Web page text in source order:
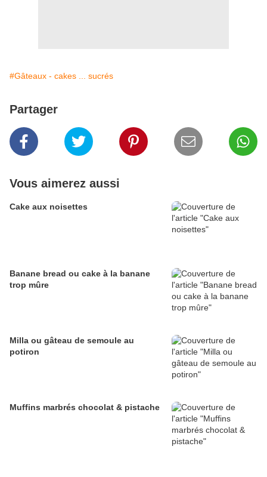
#Gâteaux - cakes ... sucrés
Partager
Vous aimerez aussi
Cake aux noisettes
Banane bread ou cake à la banane
trop mûre
Milla ou gâteau de semoule au
potiron
Muffins marbrés chocolat & pistache